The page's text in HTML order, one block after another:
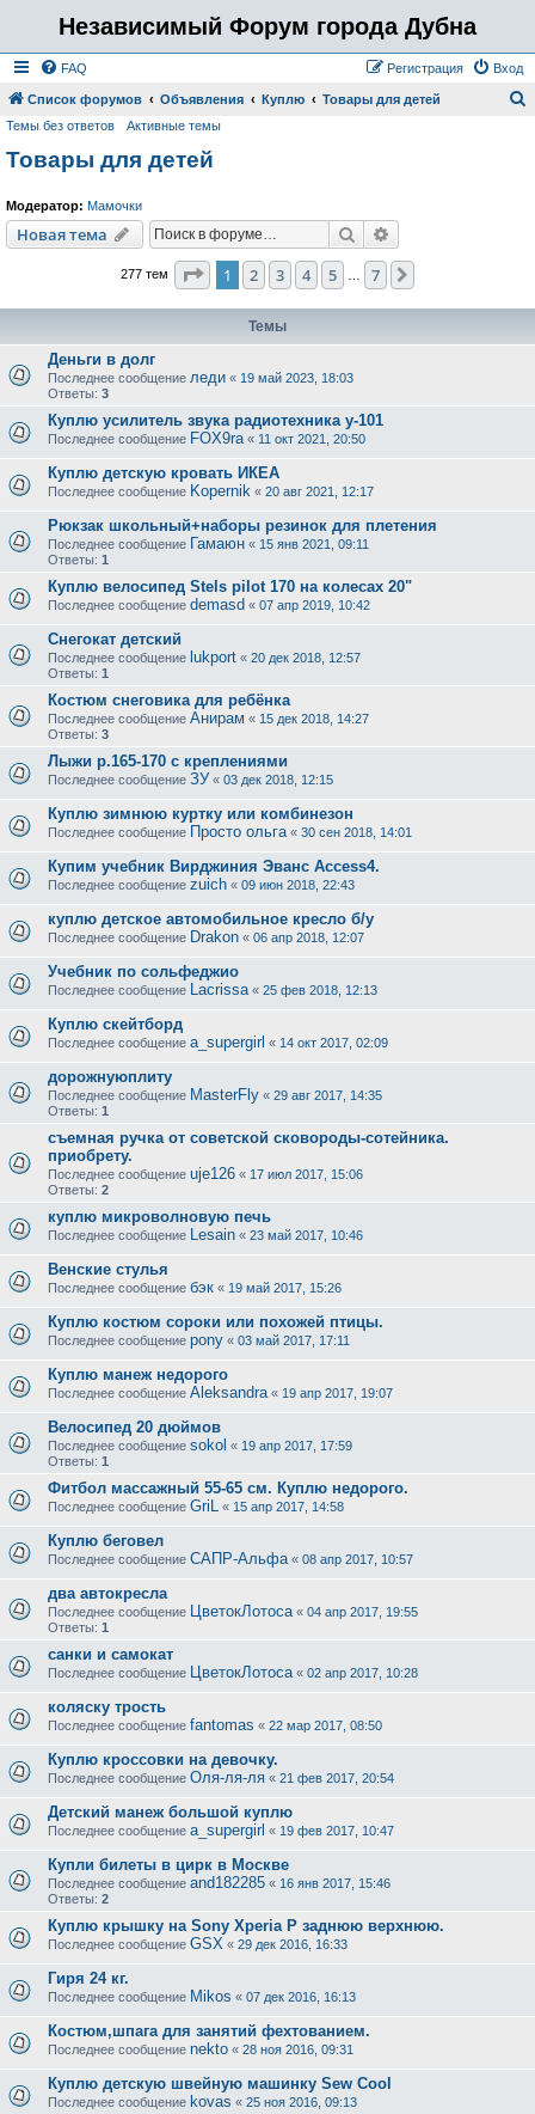
Независимый Форум города Дубна
FAQ Вход
Регистрация
Список форумов Объявления Куплю Товары для детей
Темы без ответов Активные темы
Товары для детей
Модератор: Мамочки
Новая тема Поиск
277 тем Страница из
1 2 3 4 5 7
Темы
Деньги в долг
Последнее сообщение леди « 19 май 2023, 18:03
Ответы: 3
Куплю усилитель звука радиотехника у-101
Последнее сообщение FOX9ra « 11 окт 2021, 20:50
Куплю детскую кровать ИКЕА
Последнее сообщение Kopernik « 20 авг 2021, 12:17
Рюкзак школьный+наборы резинок для плетения
Последнее сообщение Гамаюн « 15 янв 2021, 09:11
Ответы: 1
Куплю велосипед Stels pilot 170 на колесах 20"
Последнее сообщение demasd « 07 апр 2019, 10:42
Снегокат детский
Последнее сообщение lukport « 20 дек 2018, 12:57
Ответы: 1
Костюм снеговика для ребёнка
Последнее сообщение Анирам « 15 дек 2018, 14:27
Ответы: 3
Лыжи р.165-170 с креплениями
Последнее сообщение ЗУ « 03 дек 2018, 12:15
Куплю зимнюю куртку или комбинезон
Последнее сообщение Просто ольга « 30 сен 2018, 14:01
Купим учебник Вирджиния Эванс Access4.
Последнее сообщение zuich « 09 июн 2018, 22:43
куплю детское автомобильное кресло б/у
Последнее сообщение Drakon « 06 апр 2018, 12:07
Учебник по сольфеджио
Последнее сообщение Lacrissa « 25 фев 2018, 12:13
Куплю скейтборд
Последнее сообщение a_supergirl « 14 окт 2017, 02:09
дорожнуюплиту
Последнее сообщение MasterFly « 29 авг 2017, 14:35
Ответы: 1
съемная ручка от советской сковороды-сотейника.
приобрету.
Последнее сообщение uje126 « 17 июл 2017, 15:06
Ответы: 2
куплю микроволновую печь
Последнее сообщение Lesain « 23 май 2017, 10:46
Венские стулья
Последнее сообщение бэк « 19 май 2017, 15:26
Куплю костюм сороки или похожей птицы.
Последнее сообщение pony « 03 май 2017, 17:11
Куплю манеж недорого
Последнее сообщение Aleksandra « 19 апр 2017, 19:07
Велосипед 20 дюймов
Последнее сообщение sokol « 19 апр 2017, 17:59
Ответы: 1
Фитбол массажный 55-65 см. Куплю недорого.
Последнее сообщение GriL « 15 апр 2017, 14:58
Куплю беговел
Последнее сообщение САПР-Альфа « 08 апр 2017, 10:57
два автокресла
Последнее сообщение ЦветокЛотоса « 04 апр 2017, 19:55
Ответы: 1
санки и самокат
Последнее сообщение ЦветокЛотоса « 02 апр 2017, 10:28
коляску трость
Последнее сообщение fantomas « 22 мар 2017, 08:50
Куплю кроссовки на девочку.
Последнее сообщение Оля-ля-ля « 21 фев 2017, 20:54
Детский манеж большой куплю
Последнее сообщение a_supergirl « 19 фев 2017, 10:47
Купли билеты в цирк в Москве
Последнее сообщение and182285 « 16 янв 2017, 15:46
Ответы: 2
Куплю крышку на Sony Xperia P заднюю верхнюю.
Последнее сообщение GSX « 29 дек 2016, 16:33
Гиря 24 кг.
Последнее сообщение Mikos « 07 дек 2016, 16:13
Костюм,шпага для занятий фехтованием.
Последнее сообщение nekto « 28 ноя 2016, 09:31
Куплю детскую швейную машинку Sew Cool
Последнее сообщение kovas « 25 ноя 2016, 09:13